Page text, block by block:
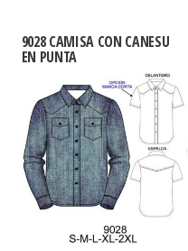
9028 CAMISA CON CANESU
EN PUNTA